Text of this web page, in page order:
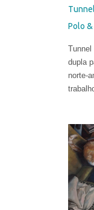
Polo
Tunnel
dupla
norte-